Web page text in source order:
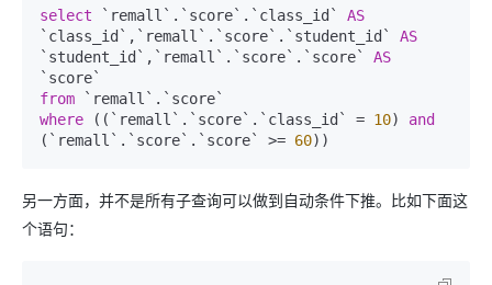
select `remall`.`score`.`class_id` AS
`class_id`,`remall`.`score`.`student_id` AS
`student_id`,`remall`.`score`.`score` AS
from
where ((`remall`.`score`.`class_id` = 10) and
(`remall`.`score`.`score` >= 60
另一方面，并不是所有子查询可以做到自动条件下推。比如下面这
个语句：